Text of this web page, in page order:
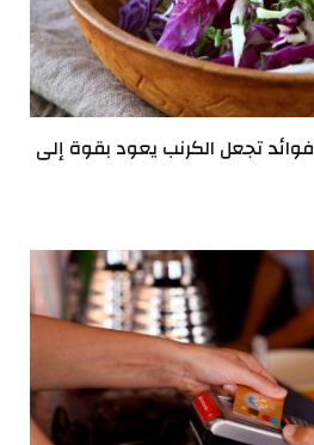
كنز الأمعاء المنسي.. 5 فوائد تجعل الكرنب يعود بقوة إلى